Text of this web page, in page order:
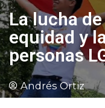
La lucha
equidad y
personas
Andrés Ortiz